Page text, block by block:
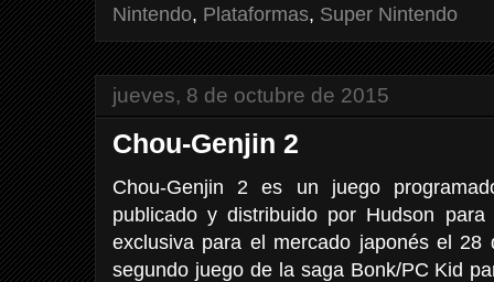
Nintendo, Plataformas, Super Nintendo
jueves, 8 de octubre de 2015
Chou-Genjin 2
Chou-Genjin 2 es un juego
publicado y distribuido por Hudson
exclusiva para el mercado japonés el
segundo juego de la saga Bonk/PC Kid